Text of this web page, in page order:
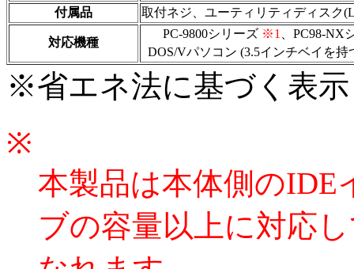
付属品
取付ネジ、ユーティリティディスク
対応機種
PC-9800シリーズ ※1
、PC98-NX
DOS/Vパソコン (3.5インチベイを
※省エネ法に基づく表示
※
本製品は本体側のIDE
ブの容量以上に対応